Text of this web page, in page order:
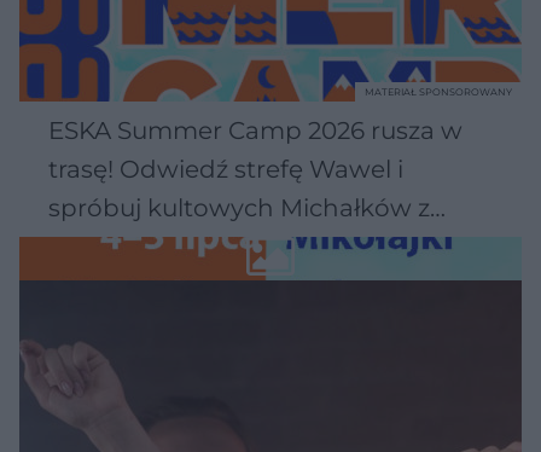
ESKA Summer Camp 2026 rusza w
trasę! Odwiedź strefę Wawel i
spróbuj kultowych Michałków z
Wawelu
MATERIAŁ SPONSOROWANY